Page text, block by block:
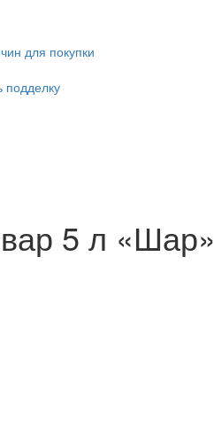
для покупки
подделку
5 л «Шар»